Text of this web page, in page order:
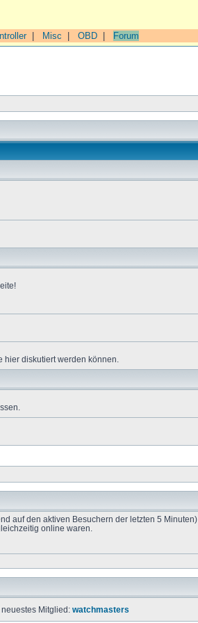
| Misc OBD Forum
hier diskutiert werden können.
auf den aktiven Besuchern der letzten 5 Minuten)
online waren.
neuestes Mitglied: watchmasters